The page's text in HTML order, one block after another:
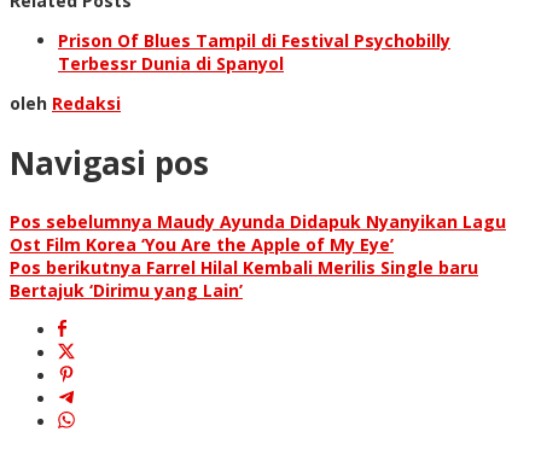
Prison Of Blues Tampil di Festival Psychobilly
Terbessr Dunia di Spanyol
oleh Redaksi
Navigasi pos
Pos sebelumnya Maudy Ayunda Didapuk Nyanyikan Lagu
Ost Film Korea ‘You Are the Apple of My Eye’
Pos berikutnya Farrel Hilal Kembali Merilis Single baru
Bertajuk ‘Dirimu yang Lain’